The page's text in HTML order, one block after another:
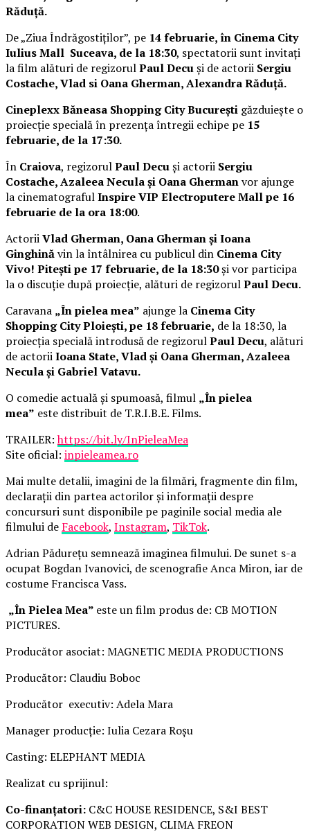
Răduță.
De „Ziua Îndrăgostiților”, pe 14 februarie, în Cinema City
Iulius Mall Suceava, de la 18:30, spectatorii sunt invitați
la film alături de regizorulPaul Decuși de actorii Sergiu
Costache, Vlad si Oana Gherman, Alexandra Răduță.
Cineplexx Băneasa Shopping City București găzduiește o
proiecție specială în prezența întregii echipe pe 15
februarie, de la 17:30.
În Craiova, regizorulPaul Decuși actorii Sergiu
Costache, Azaleea Necula și Oana Ghermanvor ajunge
la cinematografulInspire VIP Electroputere Mall pe 16
februarie de la ora 18:00.
ActoriiVlad Gherman, Oana Gherman și Ioana
Ginghinăvin la întâlnirea cu publicul din Cinema City
Vivo! Pitești pe 17 februarie, de la 18:30și vor participa
la o discuție după proiecție, alături de regizorulPaul Decu.
Caravana „În pielea mea” ajunge la Cinema City
Shopping City Ploiești, pe 18 februarie, de la 18:30, la
proiecția specială introdusă de regizorulPaul Decu, alături
de actoriiIoana State, Vlad și Oana Gherman, Azaleea
Necula și Gabriel Vatavu.
O comedie actuală și spumoasă, filmul „În pielea
mea” este distribuit de T.R.I.B.E. Films.
TRAILER:https://bit.ly/InPieleaMea
Site oficial: inpieleamea.ro
Mai multe detalii, imagini de la filmări, fragmente din film,
declarații din partea actorilor și informații despre
concursuri sunt disponibile pe paginile social media ale
filmului de Facebook, Instagram, TikTok.
Adrian Pădurețu semnează imaginea filmului. De sunet s-a
ocupat Bogdan Ivanovici, de scenografie Anca Miron, iar de
costume Francisca Vass.
„În Pielea Mea” este un film produs de: CB MOTION
PICTURES.
Producător asociat: MAGNETIC MEDIA PRODUCTIONS
Producător: Claudiu Boboc
Producător executiv: Adela Mara
Manager producție: Iulia Cezara Roșu
Casting: ELEPHANT MEDIA
Realizat cu sprijinul:
Co-finanțatori: C&C HOUSE RESIDENCE, S&I BEST
CORPORATION WEB DESIGN, CLIMA FREON